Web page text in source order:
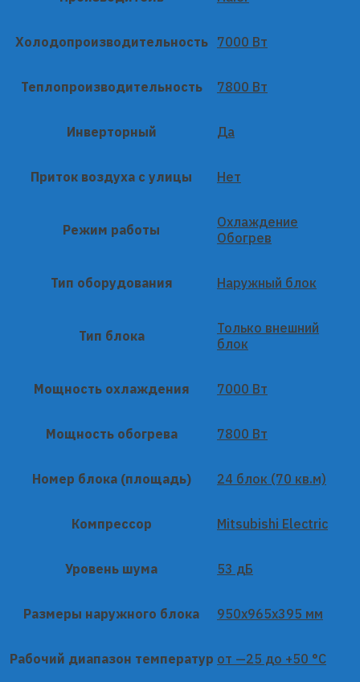
Холодопроизводительность 7000 Вт
Теплопроизводительность 7800 Вт
Инверторный Да
Приток воздуха с улицы Нет
Режим работы
Охлаждение
Обогрев
Тип оборудования Наружный блок
Тип блока
Только внешний
блок
Мощность охлаждения 7000 Вт
Мощность обогрева 7800 Вт
Номер блока (площадь) 24 блок (70 кв.м)
Компрессор Mitsubishi Electric
Уровень шума 53 дБ
Размеры наружного блока 950x965x395 мм
Рабочий диапазон температур от —25 до +50 °C